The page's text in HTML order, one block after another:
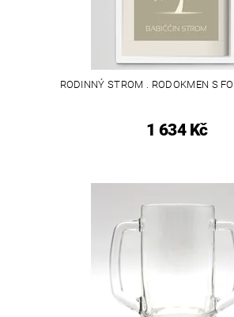
RODINNÝ STROM . RODOKMEN S
1 634 Kč